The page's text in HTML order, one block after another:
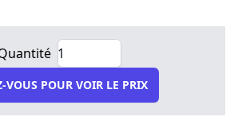
VOUS POUR VOIR LE PRIX